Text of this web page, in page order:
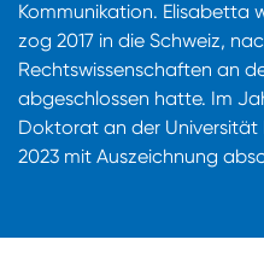
Kommunikation. Elisabetta
zog 2017 in die Schweiz,
Rechtswissenschaften an
abgeschlossen hatte. Im
Doktorat an der Universität
2023 mit Auszeichnung